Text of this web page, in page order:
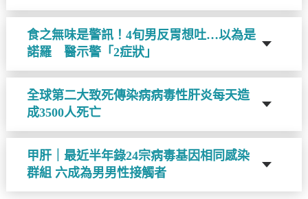
​食之無味是警訊！4旬男反胃想吐…以為是
諾羅 醫示警「2症狀」
全球第二大致死傳染病病毒性肝炎每天造
成3500人死亡
甲肝｜最近半年錄24宗病毒基因相同感染
群組 六成為男男性接觸者